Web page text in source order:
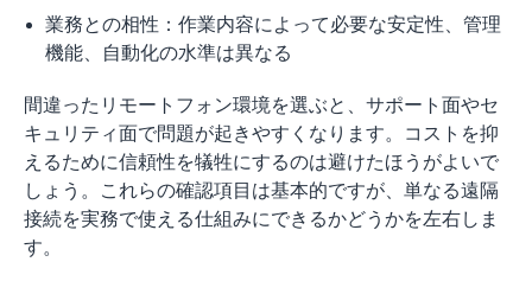
業務との相性：作業内容によって必要な安定性、管理
機能、自動化の水準は異なる
間違ったリモートフォン環境を選ぶと、サポート面やセ
キュリティ面で問題が起きやすくなります。コストを抑
えるために信頼性を犠牲にするのは避けたほうがよいで
しょう。これらの確認項目は基本的ですが、単なる遠隔
接続を実務で使える仕組みにできるかどうかを左右しま
す。